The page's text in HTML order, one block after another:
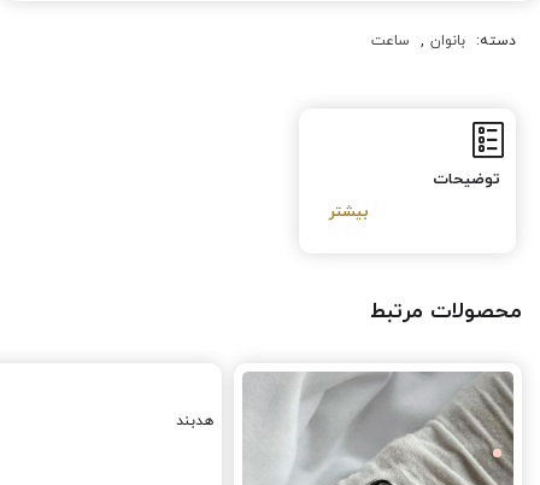
دسته: بانوان , ساعت
توضیحات
محصولات مرتبط
هدبند